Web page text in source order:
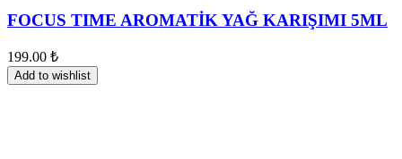
FOCUS TIME AROMATİK YAĞ KARIŞIMI 5ML
199.00 ₺
Add to wishlist